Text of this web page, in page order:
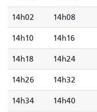
14h02 14h08
14h10 14h16
14h18 14h24
14h26 14h32
14h34 14h40